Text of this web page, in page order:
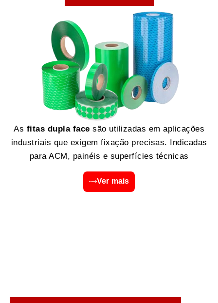
As fitas dupla face são utilizadas em aplicações
industriais que exigem fixação precisas. Indicadas
para ACM, painéis e superfícies técnicas
Ver mais